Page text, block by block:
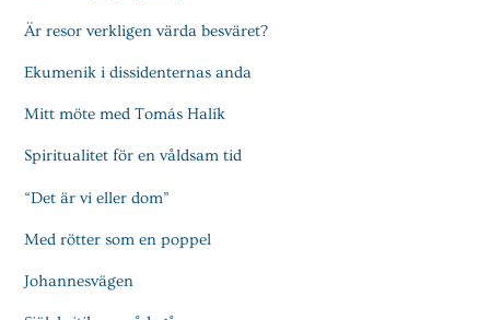
Är resor verkligen värda besväret?
Ekumenik i dissidenternas anda
Mitt möte med Tomás Halík
Spiritualitet för en våldsam tid
“Det är vi eller dom”
Med rötter som en poppel
Johannesvägen